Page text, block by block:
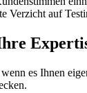
Verzicht auf
es Ihnen